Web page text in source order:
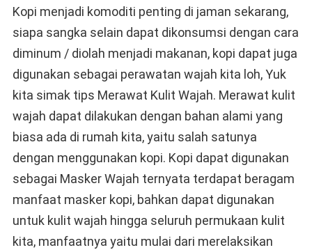
Kopi menjadi komoditi penting di jaman sekarang,
siapa sangka selain dapat dikonsumsi dengan cara
diminum / diolah menjadi makanan, kopi dapat juga
digunakan sebagai perawatan wajah kita loh, Yuk
kita simak tips Merawat Kulit Wajah. Merawat kulit
wajah dapat dilakukan dengan bahan alami yang
biasa ada di rumah kita, yaitu salah satunya
dengan menggunakan kopi. Kopi dapat digunakan
sebagai Masker Wajah ternyata terdapat beragam
manfaat masker kopi, bahkan dapat digunakan
untuk kulit wajah hingga seluruh permukaan kulit
kita, manfaatnya yaitu mulai dari merelaksikan